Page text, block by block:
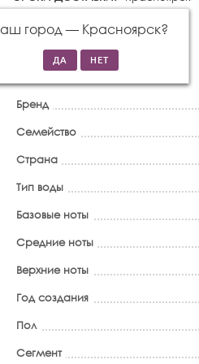
город — Красноярск?
Бренд
Семейство
Страна
Тип воды
Базовые ноты
Средние ноты
Верхние ноты
Год создания
Пол
Сегмент